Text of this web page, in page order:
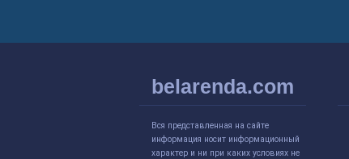
belarenda.com
Вся представленная на сайте
информация носит информационный
характер и ни при каких условиях не